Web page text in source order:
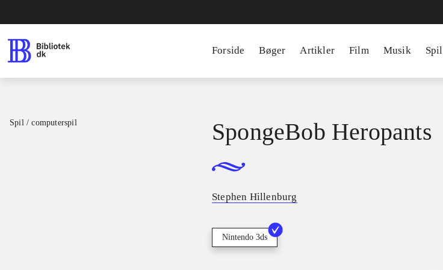
Forside Bøger Artikler Film Musik Spil
Spil / computerspil SpongeBob Heropants
Stephen Hillenburg
Nintendo 3ds